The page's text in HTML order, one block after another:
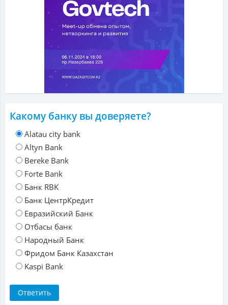
Какому банку вы доверяете?
Alatau city bank
Altyn Bank
Bereke Bank
Forte Bank
Банк RBK
Банк ЦентрКредит
Евразийский Банк
Отбасы банк
Народный Банк
Фридом Банк Казахстан
Kaspi Bank